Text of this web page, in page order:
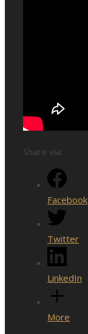
Share via:
Facebook
Twitter
LinkedIn
More